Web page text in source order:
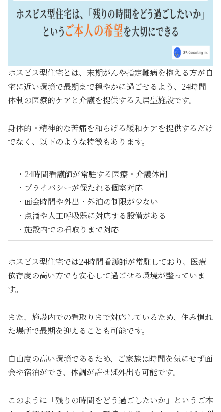
ホスピス型住宅とは、末期がんや指定難病を抱える方が自
宅に近い環境で最期まで穏やかに過ごせるよう、24時間
体制の医療的ケアと介護を提供する入居型施設です。
身体的・精神的な苦痛を和らげる緩和ケアを提供するだけ
でなく、以下のような特徴もあります。
・24時間看護師が常駐する医療・介護体制
・プライバシーが保たれる個室対応
・面会時間や外出・外泊の制限が少ない
・点滴や人工呼吸器に対応する設備がある
・施設内での看取りまで対応
ホスピス型住宅では24時間看護師が常駐しており、医療
依存度の高い方でも安心して過ごせる環境が整っていま
す。
また、施設内での看取りまで対応しているため、住み慣れ
た場所で最期を迎えることも可能です。
自由度の高い環境であるため、ご家族は時間を気にせず面
会や宿泊ができ、体調が許せば外出も可能です。
このように「残りの時間をどう過ごしたいか」というご本